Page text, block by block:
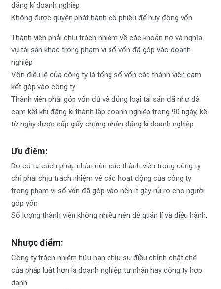
đăng kí doanh nghiệp
Không được quyền phát hành cổ phiếu để huy động vốn
Thành viên phải chịu trách nhiệm về các khoản nợ và nghĩa
vụ tài sản khác trong phạm vi số vốn đã góp vào doanh
nghiệp
Vốn điều lệ của công ty là tổng số vốn các thành viên cam
kết góp vào công ty
Thành viên phải góp vốn đủ và đúng loại tài sản đã như đã
cam kết khi đăng kí thành lập doanh nghiệp trong 90 ngày, kể
từ ngày được cấp giấy chứng nhận đăng kí doanh nghiệp.
Ưu điểm:
Do có tư cách pháp nhân nên các thành viên trong công ty
chỉ phải chịu trách nhiệm về các hoạt động của công ty
trong phạm vi số vốn đã góp vào nên ít gây rủi ro cho người
góp vốn
Số lượng thành viên không nhiều nên dễ quản lí và điều hành.
Nhược điểm:
Công ty trách nhiệm hữu hạn chịu sự điều chỉnh chặt chẽ
của pháp luật hơn là doanh nghiệp tư nhân hay công ty hợp
danh